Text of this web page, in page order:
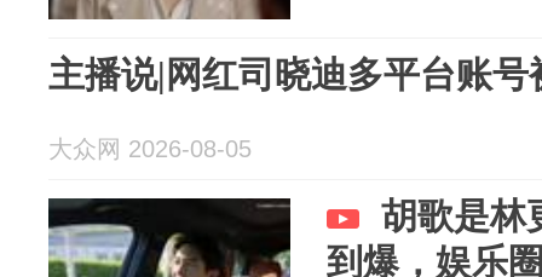
主播说|网红司晓迪多平台账号
大众网 2026-08-05
胡歌是林
到爆，娱乐